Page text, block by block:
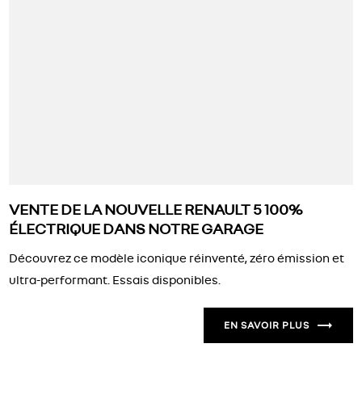
VENTE DE LA NOUVELLE RENAULT 5 100%
ÉLECTRIQUE DANS NOTRE GARAGE
Découvrez ce modèle iconique réinventé, zéro émission et
ultra-performant. Essais disponibles.
EN SAVOIR PLUS